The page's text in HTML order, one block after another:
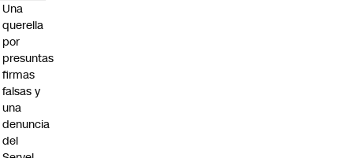
Una
querella
por
presuntas
firmas
falsas y
una
denuncia
del